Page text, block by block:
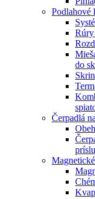
Podlahové
Rúry
do
Čerpadlá